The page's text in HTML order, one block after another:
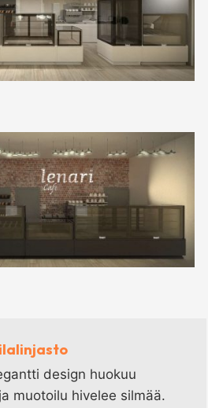
design huokuu
muotoilu hivelee silmää.